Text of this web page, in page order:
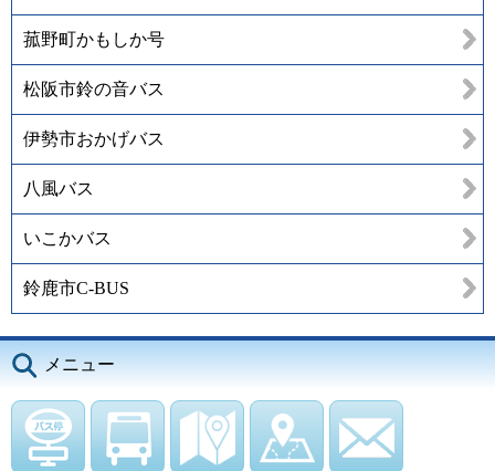
菰野町かもしか号
松阪市鈴の音バス
伊勢市おかげバス
八風バス
いこかバス
鈴鹿市C-BUS
メニュー